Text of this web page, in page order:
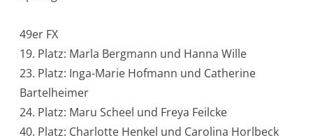
49er FX
19. Platz: Marla Bergmann und Hanna Wille
23. Platz: Inga-Marie Hofmann und Catherine
Bartelheimer
24. Platz: Maru Scheel und Freya Feilcke
40. Platz: Charlotte Henkel und Carolina Horlbeck